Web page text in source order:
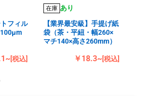
フィル
[税込]
在庫 あり
【業界最安級】手提げ紙
袋（茶・平紐・幅260×
マチ140×高さ260mm）
￥18.3~[税込]